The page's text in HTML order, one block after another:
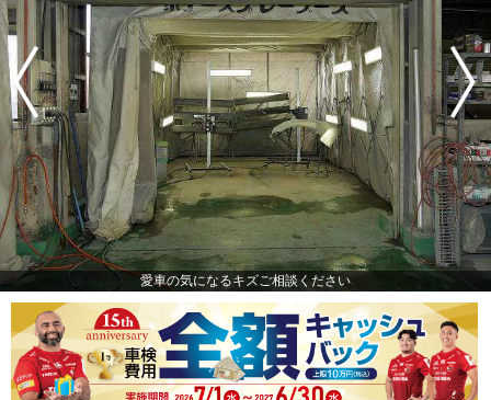
愛車の気になるキズご相談ください